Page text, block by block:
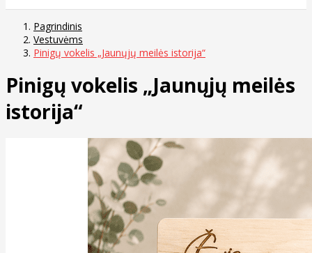
Pagrindinis
Vestuvėms
Pinigų vokelis „Jaunųjų meilės istorija“
Pinigų vokelis „Jaunųjų meilės
istorija“